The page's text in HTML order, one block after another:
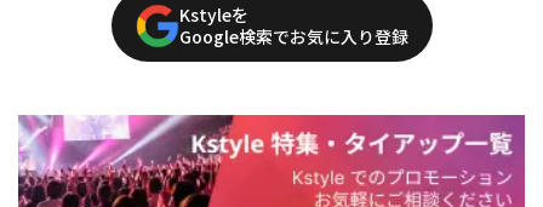
Kstyleを
Google検索でお気に入り登録